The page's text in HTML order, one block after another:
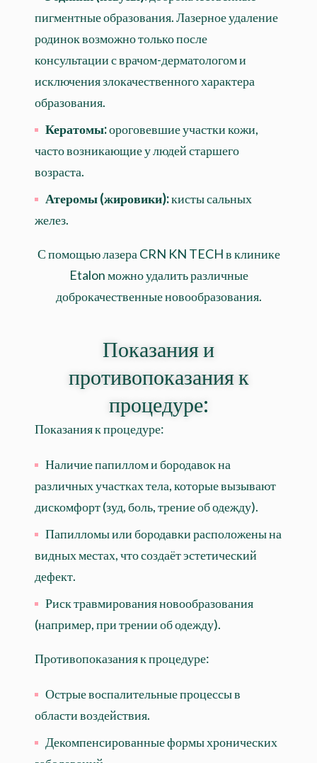
пигментные образования. Лазерное удаление
родинок возможно только после
консультации с врачом-дерматологом и
исключения злокачественного характера
образования.
Кератомы:ороговевшие участки кожи,
часто возникающие у людей старшего
возраста.
Атеромы (жировики):кисты сальных
желез.
С помощью лазера CRN KN TECH в клинике
Etalon можно удалить различные
доброкачественные новообразования.
Показания и
противопоказания к
процедуре:
Показания к процедуре:
Наличие папиллом и бородавок на
различных участках тела, которые вызывают
дискомфорт (зуд, боль, трение об одежду).
Папилломы или бородавки расположены на
видных местах, что создаёт эстетический
дефект.
Риск травмирования новообразования
(например, при трении об одежду).
Противопоказания к процедуре:
Острые воспалительные процессы в
области воздействия.
Декомпенсированные формы хронических